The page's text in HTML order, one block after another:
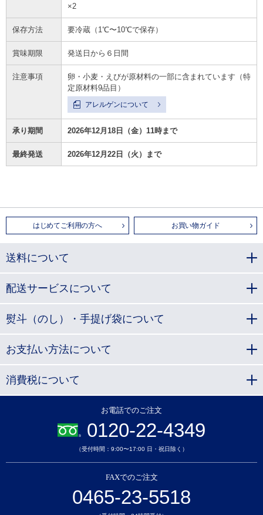
×2
保存方法 要冷蔵（1℃〜10℃で保存）
賞味期限 発送日から６日間
注意事項
卵・小麦・えびが原材料の一部に含まれています（特
定原材料9品目）
アレルゲンについて
承り期間 2026年12月18日（金）11時まで
最終発送 2026年12月22日（火）まで
はじめてご利用の方へ お買い物ガイド
送料について
配送サービスについて
熨斗（のし）・手提げ袋について
お支払い方法について
消費税について
お電話でのご注文
0120-22-4349
（受付時間：9:00〜17:00 日・祝日除く）
FAXでのご注文
0465-23-5518